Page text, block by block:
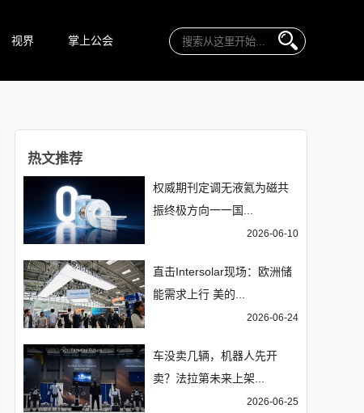
视界 掌上公会
热文推荐
权威期刊定调无液氦为磁共
振终极方向一一国...
2026-06-10
直击Intersolar现场：欧洲储
能需求上行 美的...
2026-06-24
车没卖几辆，机器人先开
卖？法拉第未来上架...
2026-06-25